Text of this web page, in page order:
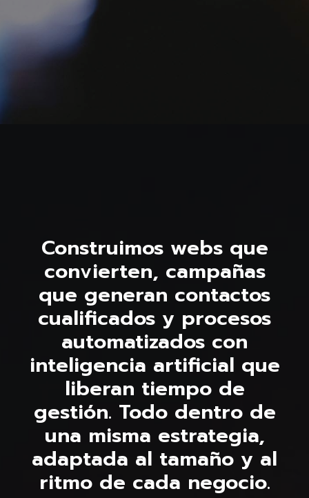
Construimos webs que
convierten, campañas
que generan contactos
cualificados y procesos
automatizados con
inteligencia artificial que
liberan tiempo de
gestión. Todo dentro de
una misma estrategia,
adaptada al tamaño y al
ritmo de cada negocio.